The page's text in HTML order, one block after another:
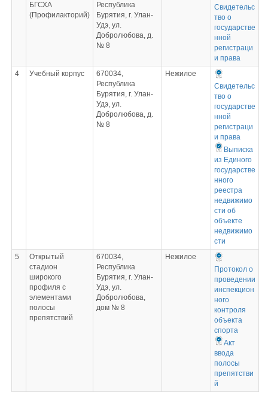
БГСХА
(Профилакторий)
Республика
Бурятия, г. Улан-
Удэ, ул.
Добролюбова, д.
№ 8
Свидетельс
тво о
государстве
нной
регистраци
и права
4
Учебный корпус
670034,
Республика
Бурятия, г. Улан-
Удэ, ул.
Добролюбова, д.
№ 8
Нежилое
Свидетельс
тво о
государстве
нной
регистраци
и права
Выписка
из Единого
государстве
нного
реестра
недвижимо
сти об
объекте
недвижимо
сти
5
Открытый
стадион
широкого
профиля с
элементами
полосы
препятствий
670034,
Республика
Бурятия, г. Улан-
Удэ, ул.
Добролюбова,
дом № 8
Нежилое
Протокол о
проведении
инспекцион
ного
контроля
объекта
спорта
Акт
ввода
полосы
препятстви
й